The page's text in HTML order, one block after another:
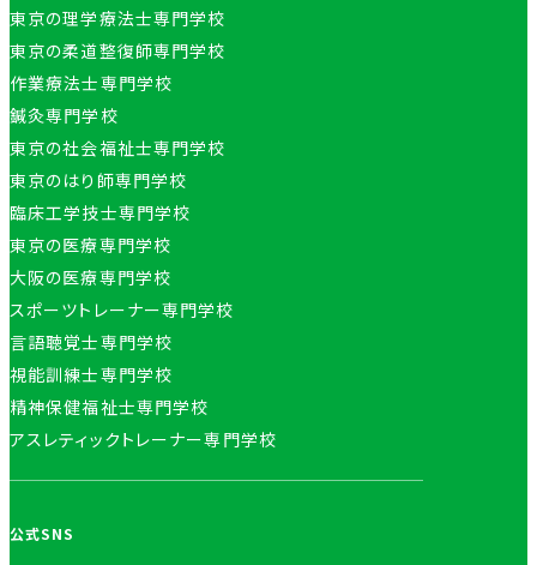
東京の理学療法士専門学校
東京の柔道整復師専門学校
作業療法士専門学校
鍼灸専門学校
東京の社会福祉士専門学校
東京のはり師専門学校
臨床工学技士専門学校
東京の医療専門学校
大阪の医療専門学校
スポーツトレーナー専門学校
言語聴覚士専門学校
視能訓練士専門学校
精神保健福祉士専門学校
アスレティックトレーナー専門学校
公式SNS